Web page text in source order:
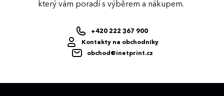
který vám poradí s výběrem a nákupem.
+420 222 367 900
Kontakty na obchodníky
obchod@inetprint.cz